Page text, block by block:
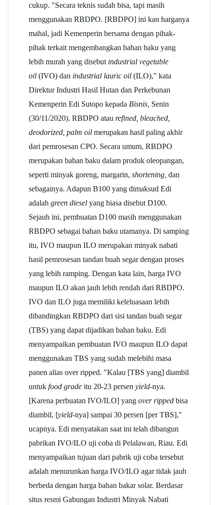
cukup. "Secara teknis sudah bisa, tapi masih
menggunakan RBDPO. [RBDPO] ini kan harganya
mahal, jadi Kemenperin bersama dengan pihak-
pihak terkait mengembangkan bahan baku yang
lebih murah yang disebut industrial vegetable
oil (IVO) dan industrial lauric oil (ILO)," kata
Direktur Industri Hasil Hutan dan Perkebunan
Kemenperin Edi Sutopo kepada Bisnis, Senin
(30/11/2020). RBDPO atau refined, bleached,
deodorized, palm oil merupakan hasil paling akhir
dari pemrosesan CPO. Secara umum, RBDPO
merupakan bahan baku dalam produk oleopangan,
seperti minyak goreng, margarin, shortening, dan
sebagainya. Adapun B100 yang dimaksud Edi
adalah green diesel yang biasa disebut D100.
Sejauh ini, pembuatan D100 masih menggunakan
RBDPO sebagai bahan baku utamanya. Di samping
itu, IVO maupun ILO merupakan minyak nabati
hasil pemrosesan tandan buah segar dengan proses
yang lebih ramping. Dengan kata lain, harga IVO
maupun ILO akan jauh lebih rendah dari RBDPO.
IVO dan ILO juga memiliki keleluasaan lebih
dibandingkan RBDPO dari sisi tandan buah segar
(TBS) yang dapat dijadikan bahan baku. Edi
menyampaikan pembuatan IVO maupun ILO dapat
menggunakan TBS yang sudah melebihi masa
panen alias over ripped. "Kalau [TBS yang] diambil
untuk food grade itu 20-23 persen yield-nya.
[Karena perbuatan IVO/ILO] yang over ripped bisa
diambil, [yield-nya] sampai 30 persen [per TBS],"
ucapnya. Edi menyatakan saat ini telah dibangun
pabrikan IVO/ILO uji coba di Pelalawan, Riau. Edi
menyampaikan tujuan dari pabrik uji coba tersebut
adalah menurunkan harga IVO/ILO agar tidak jauh
berbeda dengan harga bahan bakar solar. Berdasar
situs resmi Gabungan Industri Minyak Nabati